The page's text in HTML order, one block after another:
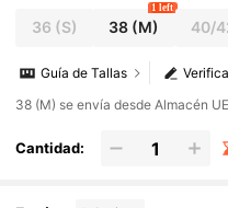
36 (S) 38 (M)
1 left
40/
Guía de Tallas
​38 (M) se envía desde Almacén
Cantidad: